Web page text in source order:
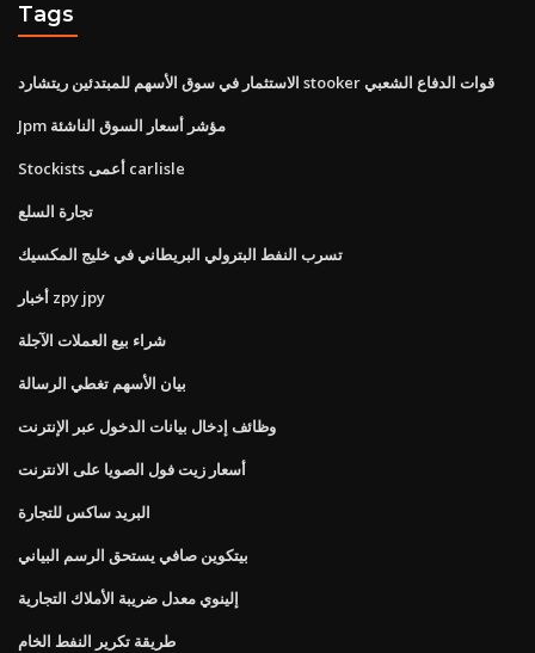
Tags
الاستثمار في سوق الأسهم للمبتدئين ريتشارد stooker قوات الدفاع الشعبي
Jpm مؤشر أسعار السوق الناشئة
Stockists أعمى carlisle
تجارة السلع
تسرب النفط البترولي البريطاني في خليج المكسيك
أخبار zpy jpy
شراء بيع العملات الآجلة
بيان الأسهم تغطي الرسالة
وظائف إدخال بيانات الدخول عبر الإنترنت
أسعار زيت فول الصويا على الانترنت
البريد ساكس للتجارة
بيتكوين صافي يستحق الرسم البياني
إلينوي معدل ضريبة الأملاك التجارية
طريقة تكرير النفط الخام